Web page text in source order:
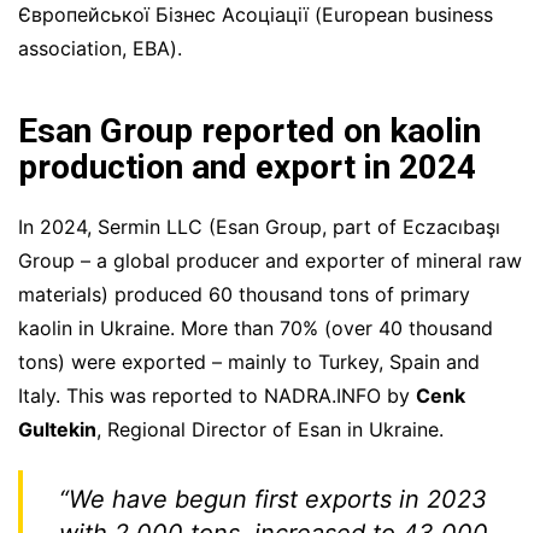
Європейської Бізнес Асоціації (European business
association, EBA).
Esan Group reported on kaolin
production and export in 2024
In 2024, Sermin LLC (Esan Group, part of Eczacıbaşı
Group – a global producer and exporter of mineral raw
materials) produced 60 thousand tons of primary
kaolin in Ukraine. More than 70% (over 40 thousand
tons) were exported – mainly to Turkey, Spain and
Italy. This was reported to NADRA.INFO by Cenk
Gultekin, Regional Director of Esan in Ukraine.
“We have begun first exports in 2023